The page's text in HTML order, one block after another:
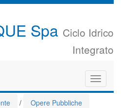
Spa Ciclo Idrico
Integrato
Toggle
/ Opere Pubbliche